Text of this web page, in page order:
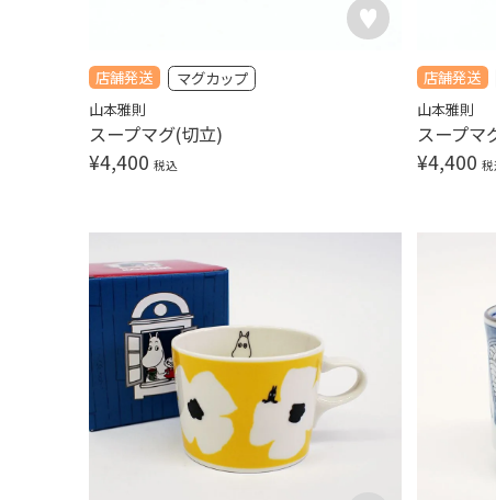
店舗発送 マグカップ
山本雅則
スープマグ(切立)
¥4,400 税込
店舗発送
山本雅則
スープマ
¥4,400 税